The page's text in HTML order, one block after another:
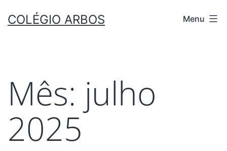
COLÉGIO ARBOS Menu
Mês: julho
2025